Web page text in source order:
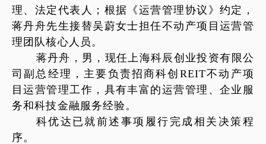
理、法定代表人；根据《运营管理协议》约定，
蒋丹舟先生接替吴蔚女士担任不动产项目运营管
理团队核心人员。
蒋丹舟，男，现任上海科辰创业投资有限公
司副总经理，主要负责招商科创 REIT不动产项
目运营管理工作，具有丰富的运营管理、企业服
务和科技金融服务经验。
科优达已就前述事项履行完成相关决策程
序。